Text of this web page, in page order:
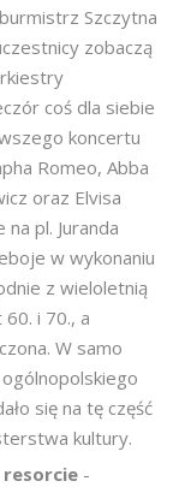
Szczytna
zobaczą
coś dla siebie
koncertu
Romeo, Abba
oraz Elvisa
pl. Juranda
w wykonaniu
z wieloletnią
i 70., a
W samo
się na tę część
kultury.
resorcie -